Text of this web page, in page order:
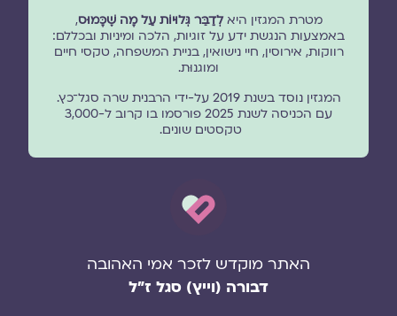
מטרת המגזין היאלְדַבֵּר גְּלוּיוֹת עַל מָה שֶׁכָּמוּס,
באמצעות הנגשת ידע על זוגיות, הלכה ומיניות ובכללם:
רווקות, אירוסין, חיי נישואין, בניית המשפחה, טקסי חיים
ומוגנוּת.
המגזין נוסד בשנת 2019 על-ידי הרבנית שרה סגל־כץ.
עם הכניסה לשנת 2025 פורסמו בו קרוב ל-3,000
טקסטים שונים.
האתר מוקדש לזכר אמי האהובה
דבורה (וייץ) סגל ז"ל